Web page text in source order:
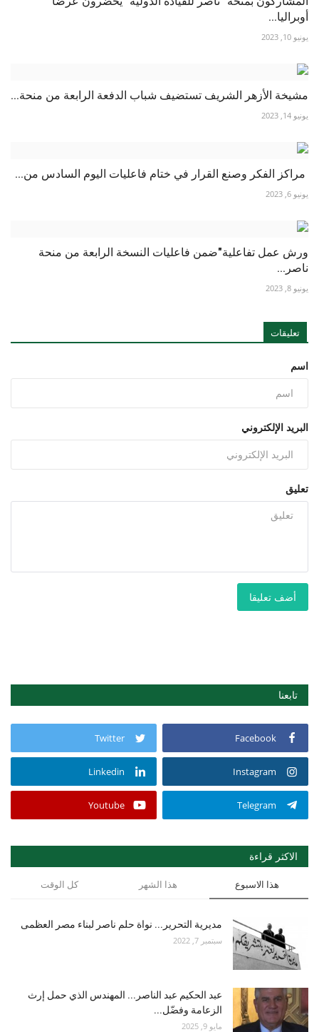
أوبراليا...
يونيو 10, 2023
مشيخة الأزهر الشريف تستضيف شباب الدفعة الرابعة من منحة...
يونيو 14, 2023
مراكز الفكر وصنع القرار في ختام فاعليات اليوم السادس من...
يونيو 6, 2023
ورش عمل تفاعلية"ضمن فاعليات النسخة الرابعة من منحة
ناصر...
يونيو 8, 2023
تعليقات
اسم
البريد الإلكتروني
تعليق
أضف تعليقا
تابعنا
Facebook
Twitter
Instagram
Linkedin
Telegram
Youtube
الاكثر قراءة
هذا الاسبوع هذا الشهر كل الوقت
مديرية التحرير... نواة حلم ناصر لبناء مصر العظمى
سبتمبر 7, 2022
عبد الحكيم عبد الناصر... المهندس الذي حمل إرث
الزعامة وفضّل...
مايو 9, 2025